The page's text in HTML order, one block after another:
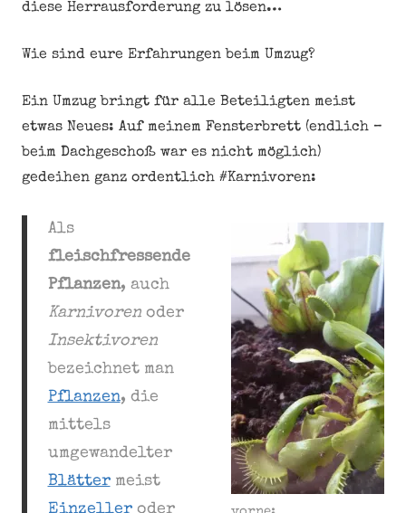
diese Herrausforderung zu lösen…
Wie sind eure Erfahrungen beim Umzug?
Ein Umzug bringt für alle Beteiligten meist
etwas Neues: Auf meinem Fensterbrett (endlich –
beim Dachgeschoß war es nicht möglich)
gedeihen ganz ordentlich #Karnivoren:
Als
fleischfressende
Pflanzen, auch
Karnivorenoder
Insektivoren
bezeichnet man
Pflanzen, die
mittels
umgewandelter
Blättermeist
Einzelleroder